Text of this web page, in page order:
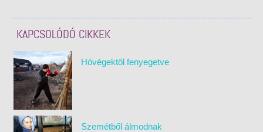
KAPCSOLÓDÓ CIKKEK
Hóvégektől fenyegetve
Szemétből álmodnak